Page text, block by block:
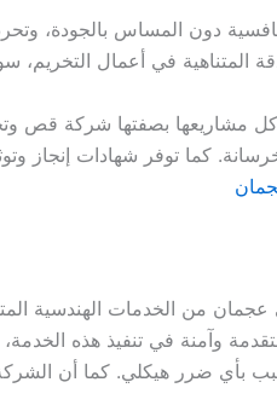
دون المساس بالجودة،
في أعمال التخريم،
بصفتها شركة قص
كما توفر شهادات إنجاز
من الخدمات الهندسية
وآمنة في تنفيذ هذه
بأي ضرر هيكلي. كما أن